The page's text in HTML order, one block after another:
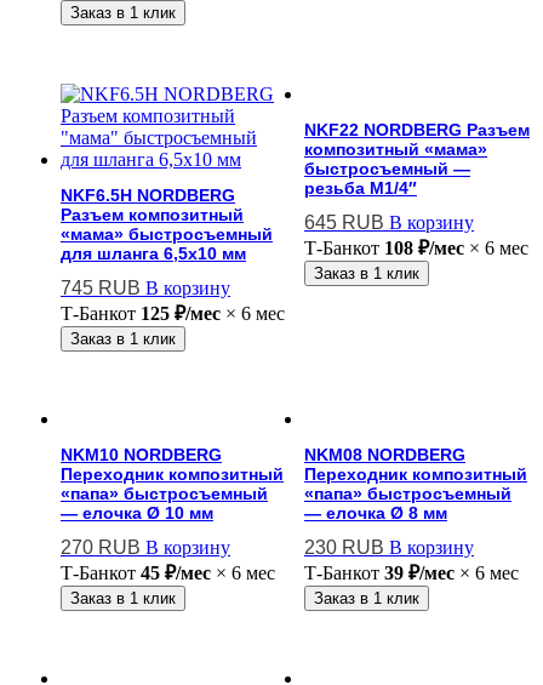
Заказ в 1 клик
NKF6.5H NORDBERG
Разъем композитный
«мама» быстросъемный
для шланга 6,5х10 мм
745 RUB В корзину
Т-Банкот 125 ₽/мес × 6 мес
Заказ в 1 клик
NKF22 NORDBERG Разъем
композитный «мама»
быстросъемный —
резьба M1/4″
645 RUB В корзину
Т-Банкот 108 ₽/мес× 6 мес
Заказ в 1 клик
NKM10 NORDBERG
Переходник композитный
«папа» быстросъемный
— елочка Ø 10 мм
270 RUB В корзину
Т-Банкот 45 ₽/мес × 6 мес
Заказ в 1 клик
NKM08 NORDBERG
Переходник композитный
«папа» быстросъемный
— елочка Ø 8 мм
230 RUB В корзину
Т-Банкот 39 ₽/мес× 6 мес
Заказ в 1 клик